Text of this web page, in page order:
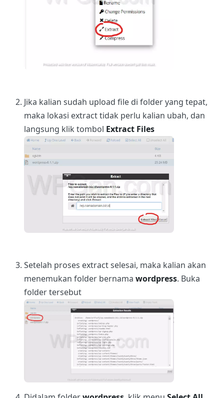
Jika kalian sudah upload file di folder yang tepat,
maka lokasi extract tidak perlu kalian ubah, dan
langsung klik tombol Extract Files
Setelah proses extract selesai, maka kalian akan
menemukan folder bernama wordpress. Buka
folder tersebut